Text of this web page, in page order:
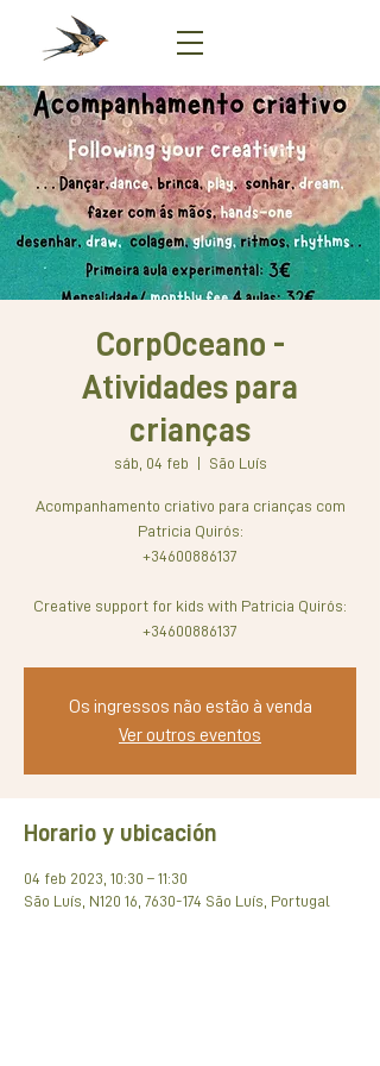
CorpOceano -
Atividades para
crianças
sáb, 04 feb São Luís
Acompanhamento criativo para crianças com
Patricia Quirós:
+34600886137
Creative support for kids with Patricia Quirós:
+34600886137
Os ingressos não estão à venda
Ver outros eventos
Horario y ubicación
04 feb 2023, 10:30 – 11:30
São Luís, N120 16, 7630-174 São Luís, Portugal